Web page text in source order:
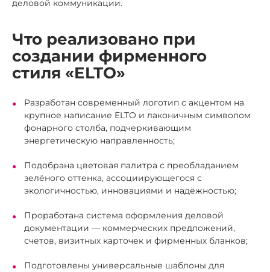
деловой коммуникации.
Что реализовано при
создании фирменного
стиля «ELTO»
Разработан современный логотип с акцентом на
крупное написание ELTO и лаконичным символом
фонарного столба, подчеркивающим
энергетическую направленность;
Подобрана цветовая палитра с преобладанием
зелёного оттенка, ассоциирующегося с
экологичностью, инновациями и надёжностью;
Проработана система оформления деловой
документации — коммерческих предложений,
счетов, визитных карточек и фирменных бланков;
Подготовлены универсальные шаблоны для